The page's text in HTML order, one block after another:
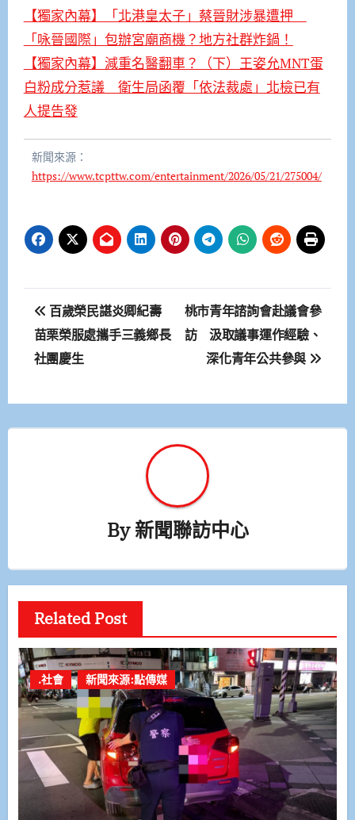
【獨家內幕】「北港皇太子」蔡晉財涉暴遭押
「咏晉國際」包辦宮廟商機？地方社群炸鍋！
【獨家內幕】減重名醫翻車？（下）王姿允MNT蛋
白粉成分惹議 衛生局函覆「依法裁處」北檢已有
人提告發
新聞來源：
https://www.tcpttw.com/entertainment/2026/05/21/275004/
文
章
導
覽
百歲榮民諶炎卿紀壽
苗栗榮服處攜手三義鄉長
社團慶生
桃市青年諮詢會赴議會參
訪 汲取議事運作經驗、
深化青年公共參與
By新聞聯訪中心
Related Post
.社會 新聞來源:點傳媒